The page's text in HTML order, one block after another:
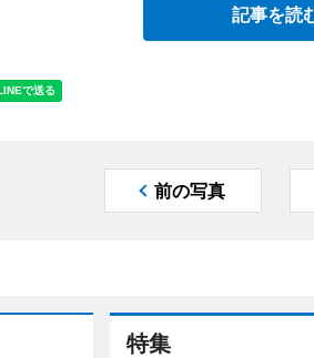
記事を読
前の写真
特集